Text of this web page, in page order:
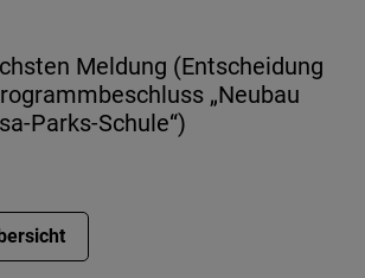
Meldung (Entscheidung
„Neubau
Parks-Schule“)